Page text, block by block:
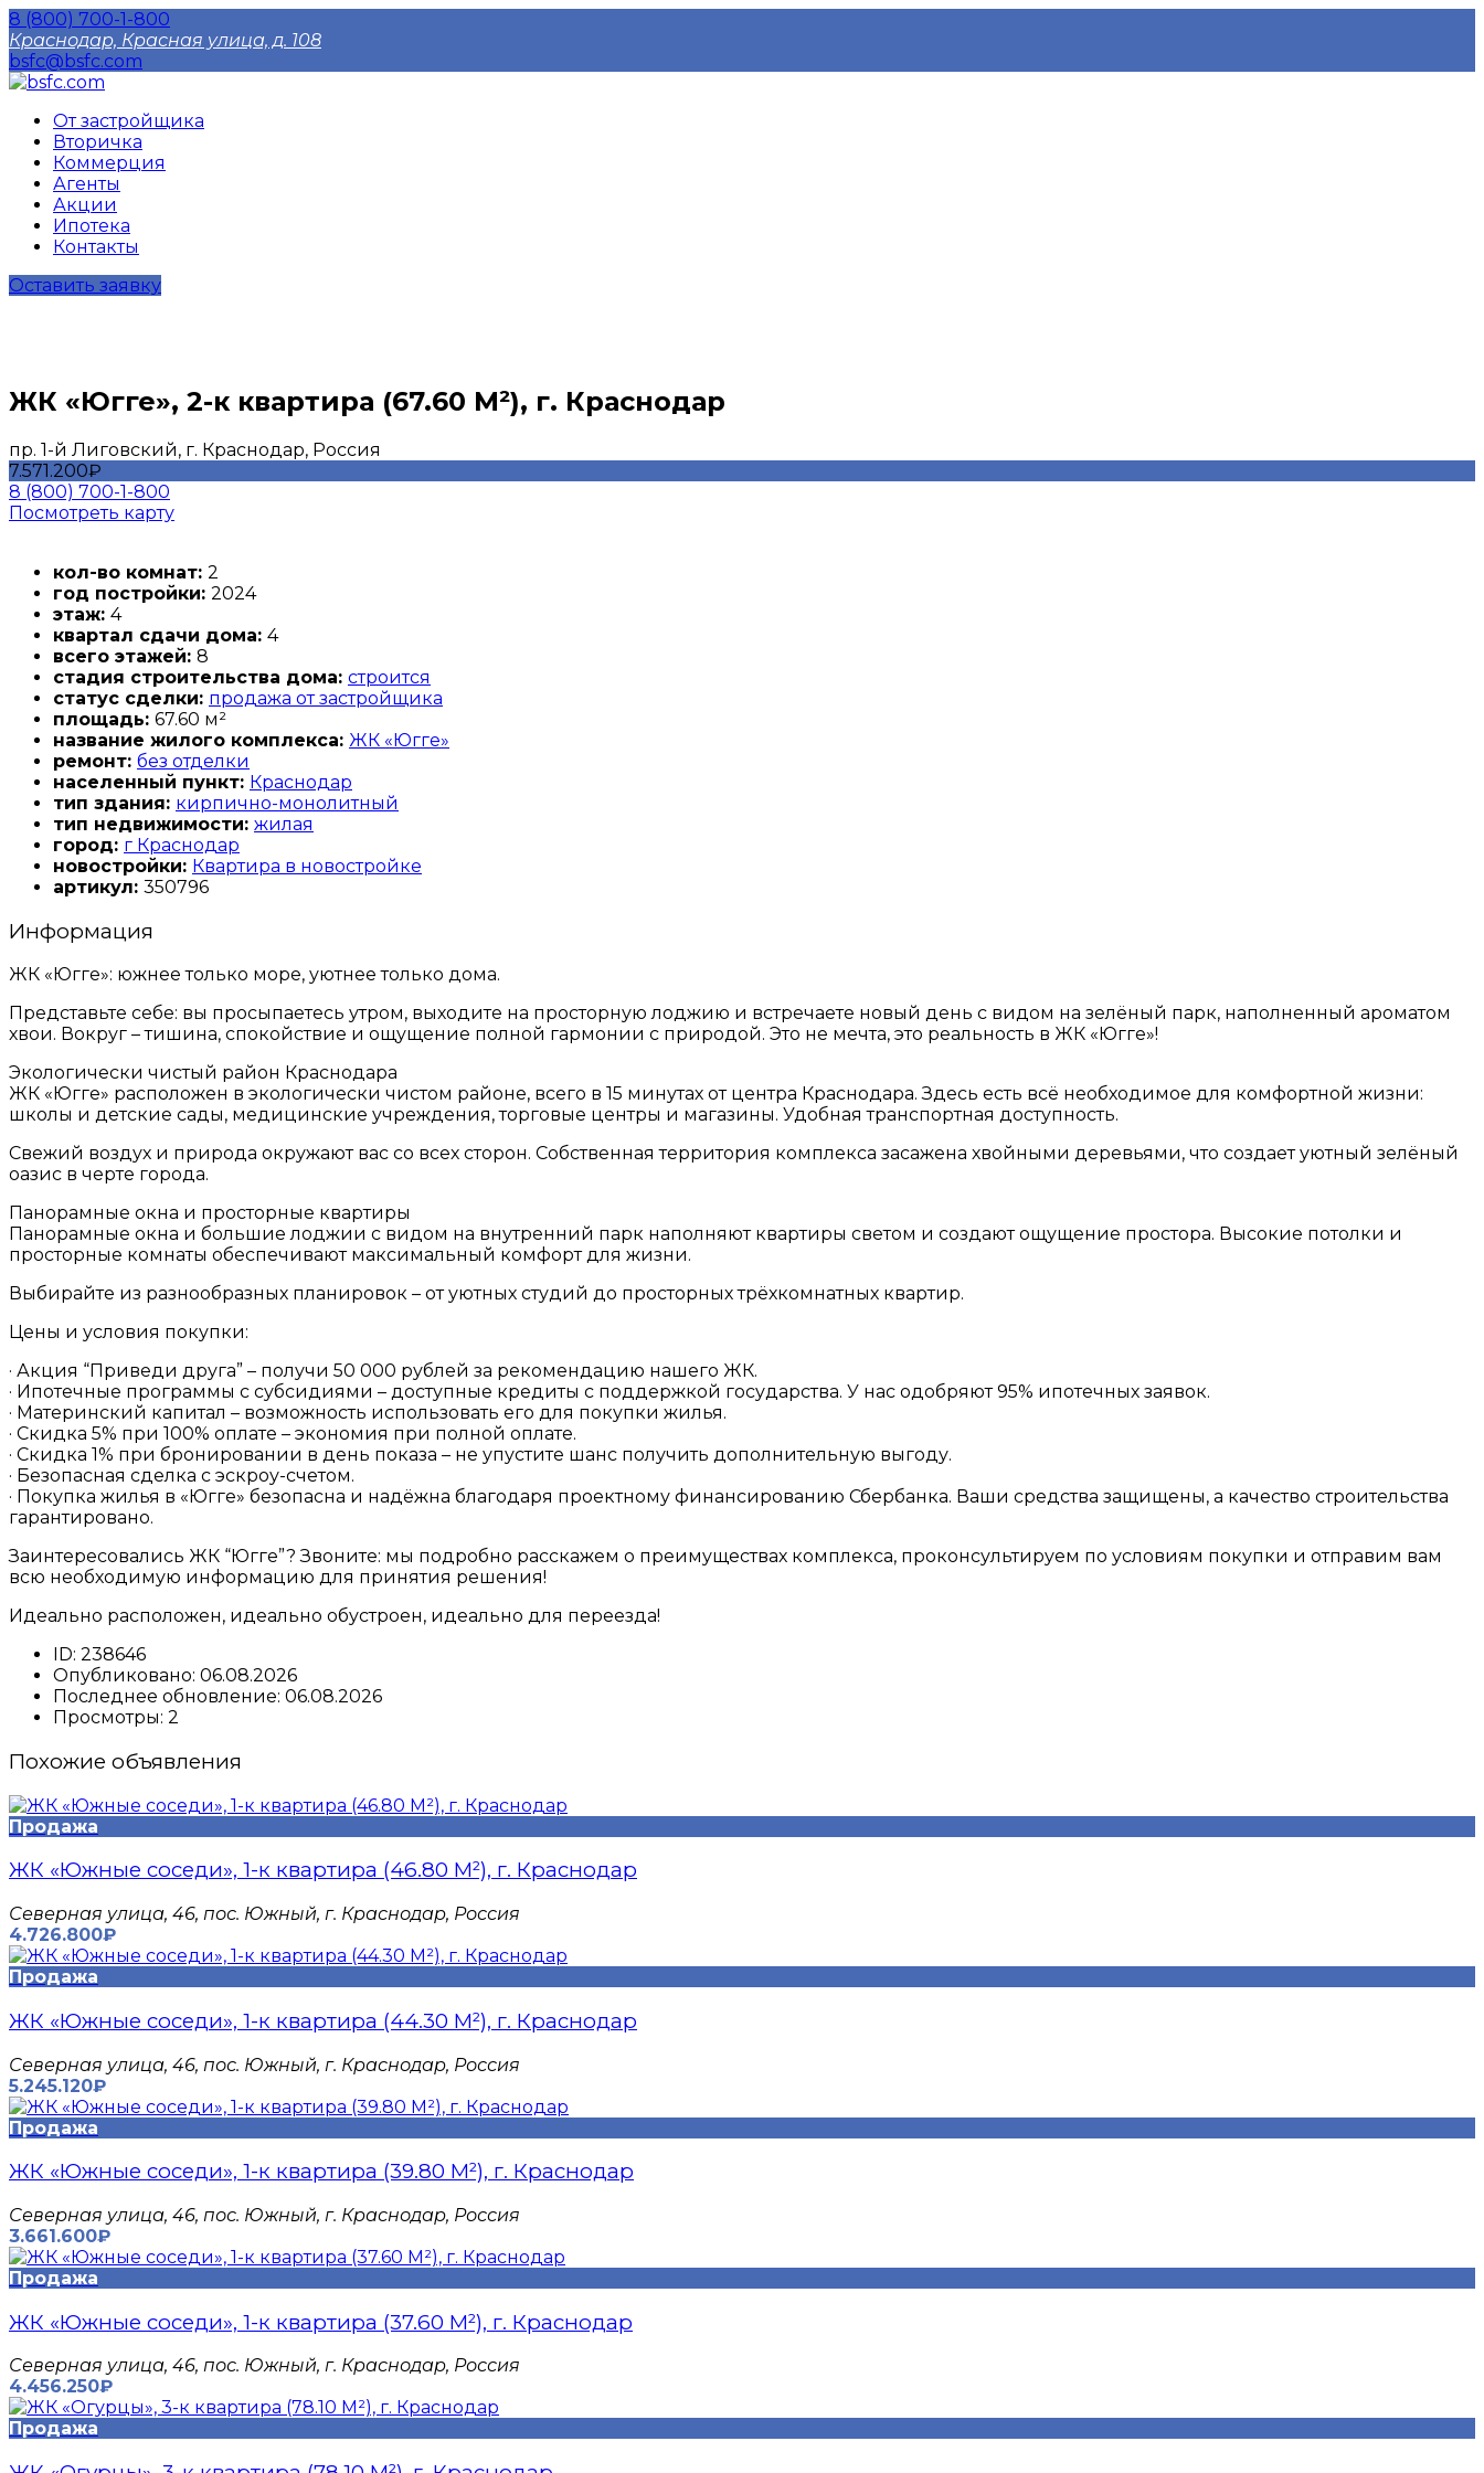
8 (800) 700-1-800
Краснодар, Красная улица, д. 108
bsfc@bsfc.com
От застройщика
Вторичка
Коммерция
Агенты
Акции
Ипотека
Контакты
Оставить заявку
ЖК «Югге», 2-к квартира (67.60 М²), г. Краснодар
пр. 1-й Лиговский, г. Краснодар, Россия
7.571.200₽
8 (800) 700-1-800
Посмотреть карту
кол-во комнат: 2
год постройки: 2024
этаж: 4
квартал сдачи дома: 4
всего этажей: 8
стадия строительства дома: строится
статус сделки: продажа от застройщика
площадь: 67.60 м²
название жилого комплекса: ЖК «Югге»
ремонт: без отделки
населенный пункт: Краснодар
тип здания: кирпично-монолитный
тип недвижимости: жилая
город: г Краснодар
новостройки: Квартира в новостройке
артикул: 350796
Информация
ЖК «Югге»: южнее только море, уютнее только дома.
Представьте себе: вы просыпаетесь утром, выходите на просторную лоджию и встречаете новый день с видом на зелёный парк, наполненный ароматом
хвои. Вокруг – тишина, спокойствие и ощущение полной гармонии с природой. Это не мечта, это реальность в ЖК «Югге»!
Экологически чистый район Краснодара
ЖК «Югге» расположен в экологически чистом районе, всего в 15 минутах от центра Краснодара. Здесь есть всё необходимое для комфортной жизни:
школы и детские сады, медицинские учреждения, торговые центры и магазины. Удобная транспортная доступность.
Свежий воздух и природа окружают вас со всех сторон. Собственная территория комплекса засажена хвойными деревьями, что создает уютный зелёный
оазис в черте города.
Панорамные окна и просторные квартиры
Панорамные окна и большие лоджии с видом на внутренний парк наполняют квартиры светом и создают ощущение простора. Высокие потолки и
просторные комнаты обеспечивают максимальный комфорт для жизни.
Выбирайте из разнообразных планировок – от уютных студий до просторных трёхкомнатных квартир.
Цены и условия покупки:
· Акция “Приведи друга” – получи 50 000 рублей за рекомендацию нашего ЖК.
· Ипотечные программы с субсидиями – доступные кредиты с поддержкой государства. У нас одобряют 95% ипотечных заявок.
· Материнский капитал – возможность использовать его для покупки жилья.
· Скидка 5% при 100% оплате – экономия при полной оплате.
· Скидка 1% при бронировании в день показа – не упустите шанс получить дополнительную выгоду.
· Безопасная сделка с эскроу-счетом.
· Покупка жилья в «Югге» безопасна и надёжна благодаря проектному финансированию Сбербанка. Ваши средства защищены, а качество строительства
гарантировано.
Заинтересовались ЖК “Югге”? Звоните: мы подробно расскажем о преимуществах комплекса, проконсультируем по условиям покупки и отправим вам
всю необходимую информацию для принятия решения!
Идеально расположен, идеально обустроен, идеально для переезда!
ID: 238646
Опубликовано: 06.08.2026
Последнее обновление: 06.08.2026
Просмотры: 2
Похожие объявления
Продажа
ЖК «Южные соседи», 1-к квартира (46.80 М²), г. Краснодар
Северная улица, 46, пос. Южный, г. Краснодар, Россия
4.726.800₽
Продажа
ЖК «Южные соседи», 1-к квартира (44.30 М²), г. Краснодар
Северная улица, 46, пос. Южный, г. Краснодар, Россия
5.245.120₽
Продажа
ЖК «Южные соседи», 1-к квартира (39.80 М²), г. Краснодар
Северная улица, 46, пос. Южный, г. Краснодар, Россия
3.661.600₽
Продажа
ЖК «Южные соседи», 1-к квартира (37.60 М²), г. Краснодар
Северная улица, 46, пос. Южный, г. Краснодар, Россия
4.456.250₽
Продажа